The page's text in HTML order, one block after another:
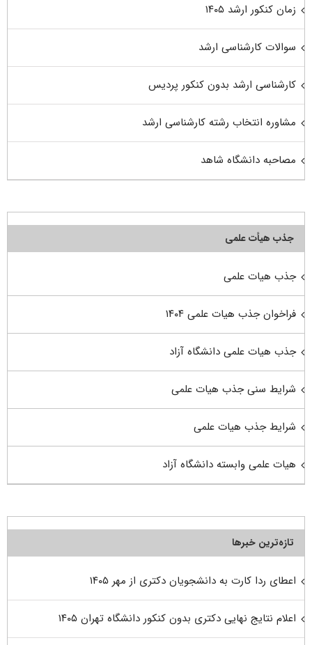
زمان کنکور ارشد ۱۴۰۵
سوالات کارشناسی ارشد
کارشناسی ارشد بدون کنکور پردیس
مشاوره انتخاب رشته کارشناسی ارشد
مصاحبه دانشگاه شاهد
جذب هیأت علمی
جذب هیات علمی
فراخوان جذب هیات علمی ۱۴۰۴
جذب هیات علمی دانشگاه آزاد
شرایط سنی جذب هیات علمی
شرایط جذب هیات علمی
هیات علمی وابسته دانشگاه آزاد
تازه‌ترین خبرها
اعطای ردا کارت به دانشجویان دکتری از مهر ۱۴۰۵
اعلام نتایج نهایی دکتری بدون کنکور دانشگاه تهران ۱۴۰۵